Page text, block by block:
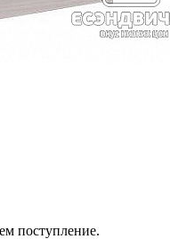
поступление.